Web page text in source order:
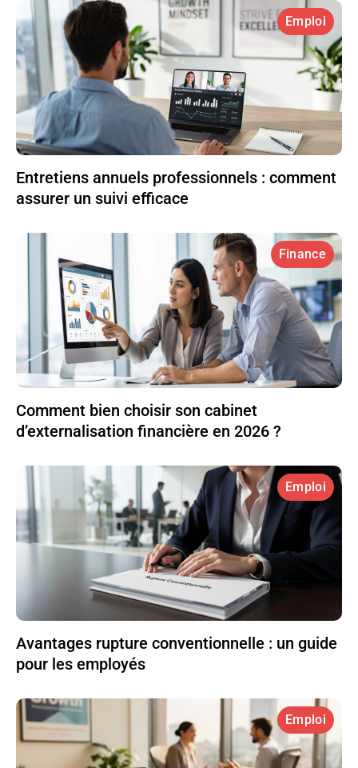
Emploi
Entretiens annuels professionnels : comment
assurer un suivi efficace
Finance
Comment bien choisir son cabinet
d’externalisation financière en 2026 ?
Emploi
Avantages rupture conventionnelle : un guide
pour les employés
Emploi